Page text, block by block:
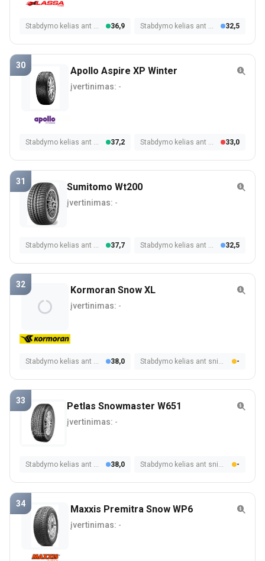
Stabdymo kelias ant šlapios dangos 36,9 Stabdymo kelias ant sniego 32,5
30 Apollo Aspire XP Winter
įvertinimas: -
Stabdymo kelias ant šlapios dangos 37,2 Stabdymo kelias ant sniego 33,0
31 Sumitomo Wt200
įvertinimas: -
Stabdymo kelias ant šlapios dangos 37,7 Stabdymo kelias ant sniego 32,5
32 Kormoran Snow XL
įvertinimas: -
Stabdymo kelias ant šlapios dangos 38,0 Stabdymo kelias ant sniego -
33 Petlas Snowmaster W651
įvertinimas: -
Stabdymo kelias ant šlapios dangos 38,0 Stabdymo kelias ant sniego -
34 Maxxis Premitra Snow WP6
įvertinimas: -